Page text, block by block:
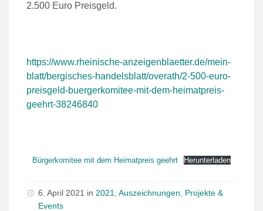
2.500 Euro Preisgeld.
https://www.rheinische-anzeigenblaetter.de/mein-
blatt/bergisches-handelsblatt/overath/2-500-euro-
preisgeld-buergerkomitee-mit-dem-heimatpreis-
geehrt-38246840
Bürgerkomitee mit dem Heimatpreis geehrt Herunterladen
6. April 2021 in 2021 Auszeichnungen
Projekte &
Events